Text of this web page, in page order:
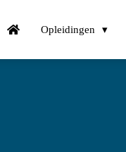
Opleidingen